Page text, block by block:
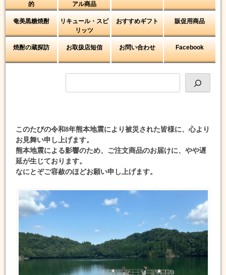
的
アル商品
奄美黒糖焼酎
リキュール・スピ
リッツ
おすすめギフト 販促用商品
焼酎の蔵探訪 お取扱店短信 お問い合わせ Facebook
索
このたびの令和8年熊本地震により被災された皆様に、心より
お見舞い申し上げます。
熊本地震による影響のため、ご注文商品のお届けに、やや遅
延が生じております。
なにとぞご容赦のほどお願い申し上げます。